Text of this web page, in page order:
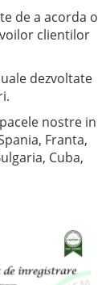
de a acorda o
clientilor
dezvoltate
nostre in
Franta,
Cuba,